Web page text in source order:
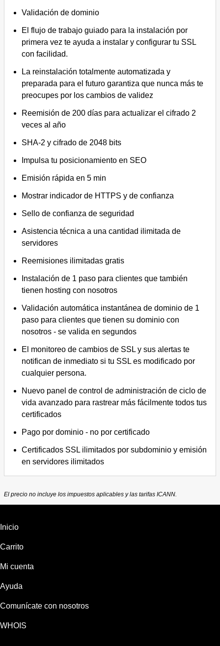
Validación de dominio
El flujo de trabajo guiado para la instalación por
primera vez te ayuda a instalar y configurar tu SSL
con facilidad.
La reinstalación totalmente automatizada y
preparada para el futuro garantiza que nunca más te
preocupes por los cambios de validez
Reemisión de 200 días para actualizar el cifrado 2
veces al año
SHA-2 y cifrado de 2048 bits
Impulsa tu posicionamiento en SEO
Emisión rápida en 5 min
Mostrar indicador de HTTPS y de confianza
Sello de confianza de seguridad
Asistencia técnica a una cantidad ilimitada de
servidores
Reemisiones ilimitadas gratis
Instalación de 1 paso para clientes que también
tienen hosting con nosotros
Validación automática instantánea de dominio de 1
paso para clientes que tienen su dominio con
nosotros - se valida en segundos
El monitoreo de cambios de SSL y sus alertas te
notifican de inmediato si tu SSL es modificado por
cualquier persona.
Nuevo panel de control de administración de ciclo de
vida avanzado para rastrear más fácilmente todos tus
certificados
Pago por dominio - no por certificado
Certificados SSL ilimitados por subdominio y emisión
en servidores ilimitados
El precio no incluye los impuestos aplicables y las tarifas ICANN.
Inicio
Carrito
Mi cuenta
Ayuda
Comunícate con nosotros
WHOIS